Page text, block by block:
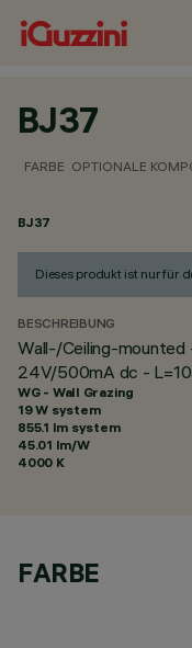
BJ37
FARBE OPTIONALE
BJ37
Dieses produkt ist nur für
BESCHREIBUNG
Wall-/Ceiling-
24V/500mA dc -
WG - Wall Grazing
19 W system
855.1 lm system
45.01 lm/W
4000 K
FARBE